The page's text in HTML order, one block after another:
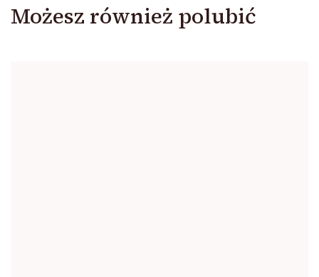
Możesz również polubić